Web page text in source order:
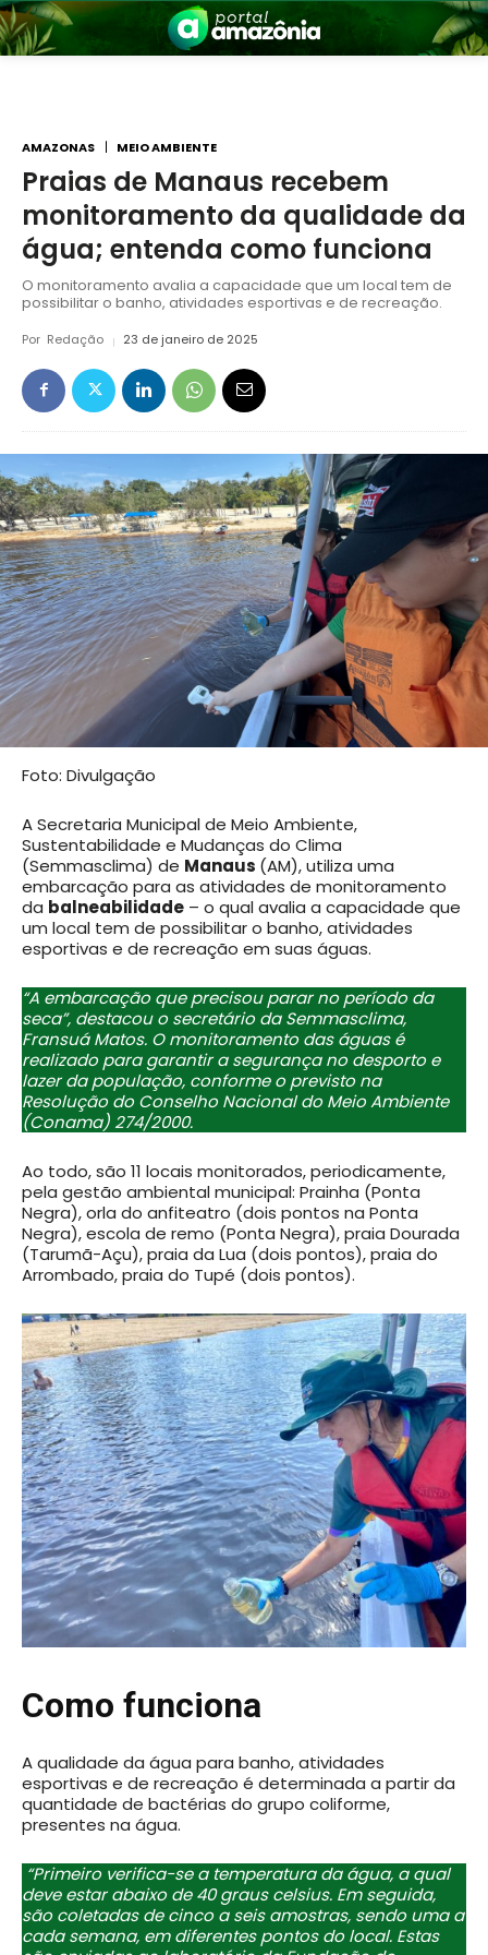
AMAZONAS MEIO AMBIENTE
Praias de Manaus recebem
monitoramento da qualidade da
água; entenda como funciona
O monitoramento avalia a capacidade que um local tem de
possibilitar o banho, atividades esportivas e de recreação.
Por Redação 23 de janeiro de 2025
Foto: Divulgação
A Secretaria Municipal de Meio Ambiente,
Sustentabilidade e Mudanças do Clima
(Semmasclima) de Manaus (AM), utiliza uma
embarcação para as atividades de monitoramento
da balneabilidade – o qual avalia a capacidade que
um local tem de possibilitar o banho, atividades
esportivas e de recreação em suas águas.
“A embarcação que precisou parar no período da
seca”, destacou o secretário da Semmasclima,
Fransuá Matos. O monitoramento das águas é
realizado para garantir a segurança no desporto e
lazer da população, conforme o previsto na
Resolução do Conselho Nacional do Meio Ambiente
(Conama) 274/2000.
Ao todo, são 11 locais monitorados, periodicamente,
pela gestão ambiental municipal: Prainha (Ponta
Negra), orla do anfiteatro (dois pontos na Ponta
Negra), escola de remo (Ponta Negra), praia Dourada
(Tarumã-Açu), praia da Lua (dois pontos), praia do
Arrombado, praia do Tupé (dois pontos).
Como funciona
A qualidade da água para banho, atividades
esportivas e de recreação é determinada a partir da
quantidade de bactérias do grupo coliforme,
presentes na água.
“Primeiro verifica-se a temperatura da água, a qual
deve estar abaixo de 40 graus celsius. Em seguida,
são coletadas de cinco a seis amostras, sendo uma a
cada semana, em diferentes pontos do local. Estas